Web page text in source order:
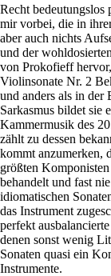
Recht bedeutungslos
mir vorbei, die in
aber auch nichts
und der
von Prokofieff
Violinsonate Nr. 2
und anders als in der
Sarkasmus bildet sie
Kammermusik des
zählt zu dessen
kommt anzumerken,
größten
behandelt und fast
idiomatischen
das Instrument
perfekt
denen sonst wenig
Sonaten quasi ein
Instrumente.